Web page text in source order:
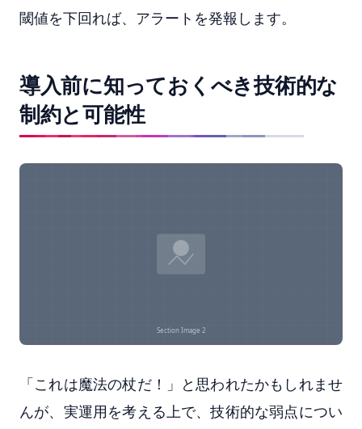
閾値を下回れば、アラートを発報します。
導入前に知っておくべき技術的な
制約と可能性
「これは魔法の杖だ！」と思われたかもしれませ
んが、実運用を考える上で、技術的な弱点につい